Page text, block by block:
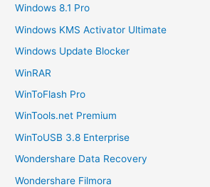
Windows 8.1 Pro
Windows KMS Activator Ultimate
Windows Update Blocker
WinRAR
WinToFlash Pro
WinTools.net Premium
WinToUSB 3.8 Enterprise
Wondershare Data Recovery
Wondershare Filmora